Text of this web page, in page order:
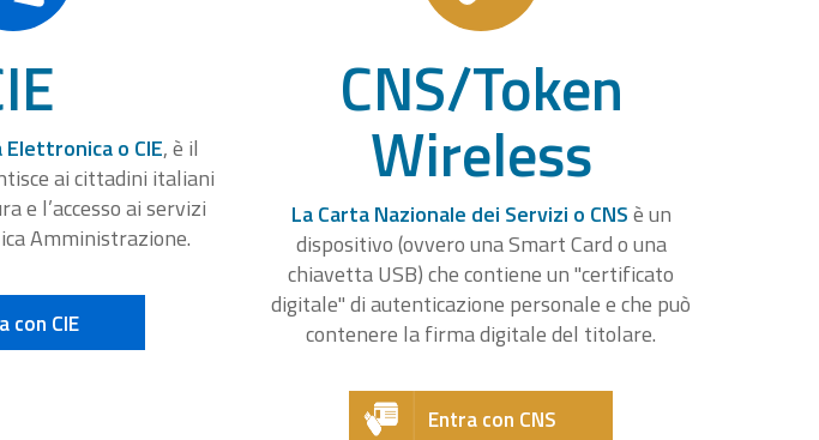
o CIE, è il
ai cittadini italiani
e l’accesso ai servizi
Amministrazione.
con CIE
CNS/Token
Wireless
La Carta Nazionale dei Servizi o CNSè un
dispositivo (ovvero una Smart Card o una
chiavetta USB) che contiene un "certificato
digitale" di autenticazione personale e che può
contenere la firma digitale del titolare.
Entra con CNS